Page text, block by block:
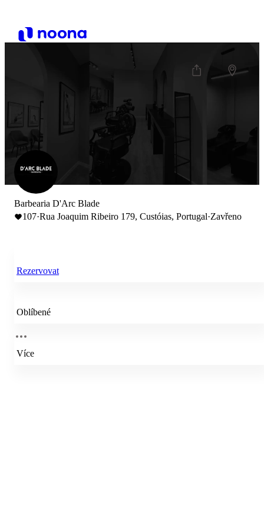
Barbearia D'Arc Blade
107·Rua Joaquim Ribeiro 179, Custóias, Portugal·Zavřeno
Rezervovat
Oblíbené
Více